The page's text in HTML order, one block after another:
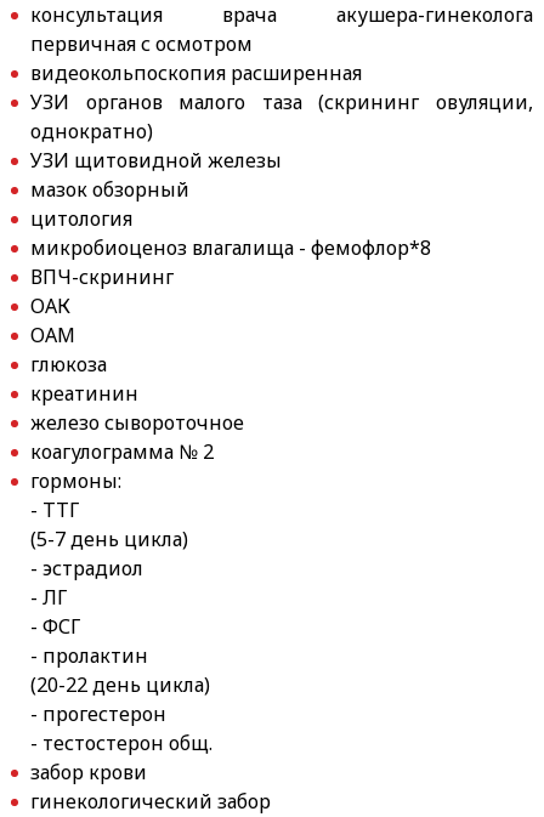
консультация врача акушера-гинеколога
первичная с осмотром
видеокольпоскопия расширенная
УЗИ органов малого таза (скрининг овуляции,
однократно)
УЗИ щитовидной железы
мазок обзорный
цитология
микробиоценоз влагалища - фемофлор*8
ВПЧ-скрининг
ОАК
ОАМ
глюкоза
креатинин
железо сывороточное
коагулограмма № 2
гормоны:
- ТТГ
(5-7 день цикла)
- эстрадиол
- ЛГ
- ФСГ
- пролактин
(20-22 день цикла)
- прогестерон
- тестостерон общ.
забор крови
гинекологический забор